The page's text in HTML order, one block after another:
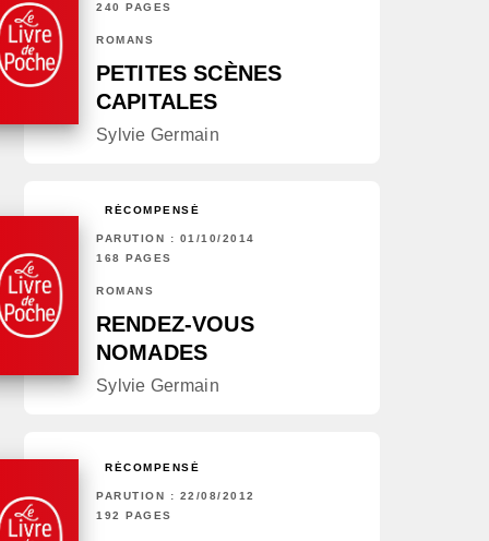
240 PAGES
ROMANS
PETITES SCÈNES
CAPITALES
Sylvie Germain
RÉCOMPENSÉ
PARUTION : 01/10/2014
168 PAGES
ROMANS
RENDEZ-VOUS
NOMADES
Sylvie Germain
RÉCOMPENSÉ
PARUTION : 22/08/2012
192 PAGES